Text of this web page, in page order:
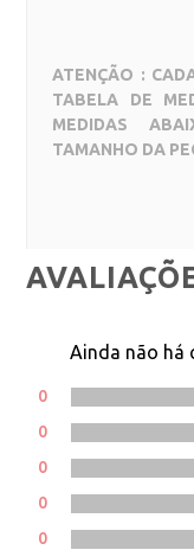
ATENÇÃO :
TABELA DE
MEDIDAS
TAMANHO DA
Ainda não há
0
0
0
0
0